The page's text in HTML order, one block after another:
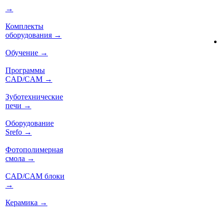
→
Комплекты
оборудования →
Обучение →
Программы
CAD/CAM →
Зуботехнические
печи →
Оборудование
Srefo →
Фотополимерная
смола →
CAD/CAM блоки
→
Керамика →